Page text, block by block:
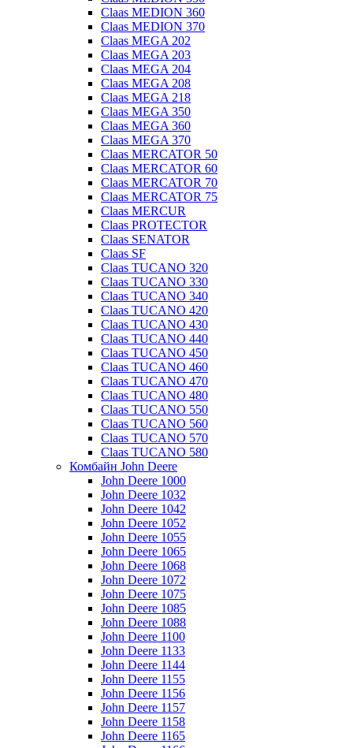
Claas MEDION 360
Claas MEDION 370
Claas MEGA 202
Claas MEGA 203
Claas MEGA 204
Claas MEGA 208
Claas MEGA 218
Claas MEGA 350
Claas MEGA 360
Claas MEGA 370
Claas MERCATOR 50
Claas MERCATOR 60
Claas MERCATOR 70
Claas MERCATOR 75
Claas MERCUR
Claas PROTECTOR
Claas SENATOR
Claas SF
Claas TUCANO 320
Claas TUCANO 330
Claas TUCANO 340
Claas TUCANO 420
Claas TUCANO 430
Claas TUCANO 440
Claas TUCANO 450
Claas TUCANO 460
Claas TUCANO 470
Claas TUCANO 480
Claas TUCANO 550
Claas TUCANO 560
Claas TUCANO 570
Claas TUCANO 580
Комбайн John Deere
John Deere 1000
John Deere 1032
John Deere 1042
John Deere 1052
John Deere 1055
John Deere 1065
John Deere 1068
John Deere 1072
John Deere 1075
John Deere 1085
John Deere 1088
John Deere 1100
John Deere 1133
John Deere 1144
John Deere 1155
John Deere 1156
John Deere 1157
John Deere 1158
John Deere 1165